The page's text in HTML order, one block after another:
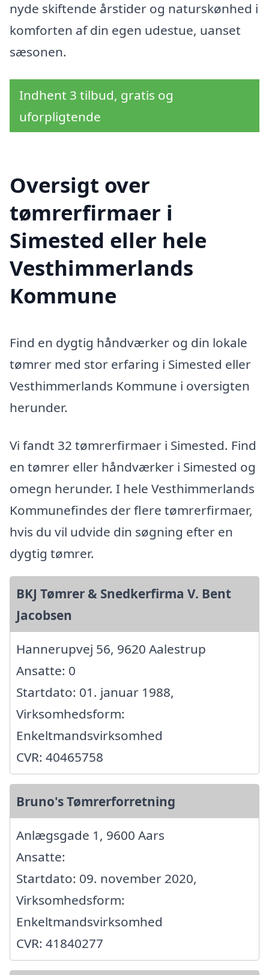
nyde skiftende årstider og naturskønhed i
komforten af din egen udestue, uanset
sæsonen.
Indhent 3 tilbud, gratis og
uforpligtende
Oversigt over
tømrerfirmaer i
Simested eller hele
Vesthimmerlands
Kommune
Find en dygtig håndværker og din lokale
tømrer med stor erfaring i Simested eller
Vesthimmerlands Kommune i oversigten
herunder.
Vi fandt 32 tømrerfirmaer i Simested. Find
en tømrer eller håndværker i Simested og
omegn herunder. I hele Vesthimmerlands
Kommunefindes der flere tømrerfirmaer,
hvis du vil udvide din søgning efter en
dygtig tømrer.
BKJ Tømrer & Snedkerfirma V. Bent
Jacobsen
Hannerupvej 56, 9620 Aalestrup
Ansatte: 0
Startdato: 01. januar 1988,
Virksomhedsform:
Enkeltmandsvirksomhed
CVR: 40465758
Bruno's Tømrerforretning
Anlægsgade 1, 9600 Aars
Ansatte:
Startdato: 09. november 2020,
Virksomhedsform:
Enkeltmandsvirksomhed
CVR: 41840277